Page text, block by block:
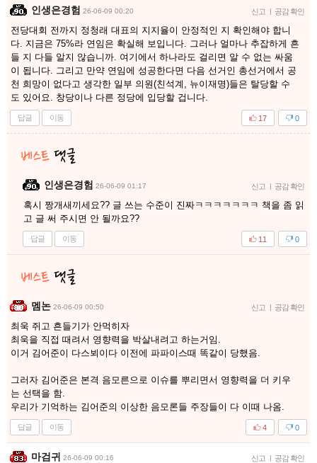
인생은경험 26-06-09 00:20 신고 | 공감 확인
전당대회 전까지 정청래 대표의 지지율이 안정적인 지 확인해야 합니
다. 지금은 75%라 연임은 확실해 보입니다. 그러나 얼마나 추잡하게 흔
들 지 다들 알지 않습니까. 여기에서 하나라도 걸리면 알 수 없는 싸움
이 됩니다. 그리고 만약 연임에 성공한다면 다음 선거인 총선거에서 공
천 희망이 없다고 생각한 일부 의원(친석계, 뉴이재명)들은 탈당할 수
도 있어요. 창당이나 다른 정당에 입당할 겁니다.
답글 이동 0
17
인생은경험 26-06-09 01:17 신고 | 공감 확인
혹시 짱개새끼세요?? 글 쓰는 수준이 진짜ㅋㅋㅋㅋㅋㅋㅋ 책을 좀 읽
고 글 써 주시면 안 될까요??
답글 이동 0
11
멤논 26-06-09 00:50 신고 | 공감 확인
최욱 쥐고 흔들기가 안먹히자
최욱을 직접 때려서 영향력을 박살내려고 하는거임.
이거 김어준이 다스뵈이다 이전에 파파이스때 똑같이 당했음.
그러자 김어준은 본격 음모른으로 이슈를 뿌리면서 영향력을 더 키우
는 선택을 함.
우리가 기억하는 김어준의 이상한 음모론들 주장들이 다 이때 나옴.
답글 이동 0
4
마검귀 26-06-09 00:16 신고 | 공감 확인